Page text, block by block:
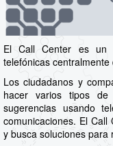
El Call Center es un
telefónicas
Los ciudadanos y
hacer varios tipos de
sugerencias usando
comunicaciones. El
y busca soluciones para